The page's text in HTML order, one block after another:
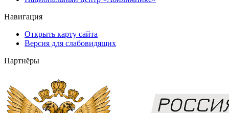
Навигация
Открыть карту сайта
Версия для слабовидящих
Партнёры